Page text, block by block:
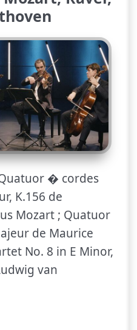
� cordes
K.156 de
Mozart ; Quatuor
de Maurice
No. 8 in E Minor,
van